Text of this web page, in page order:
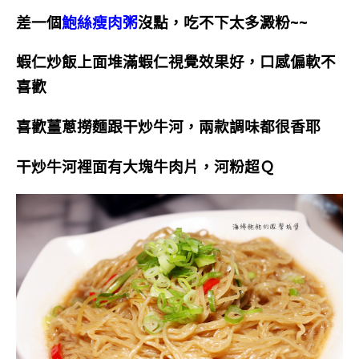
差一個鮑絲瘦肉粥沒點，吃不下太多澱粉~~
蝦仁炒飯上面堆滿蝦仁視覺效果好，口感偏軟不
喜歡
喜歡薑蔥撈麵跟干炒牛河，兩款調味都很香耶
干炒牛河裡面有大塊牛肉片，河粉超Ｑ